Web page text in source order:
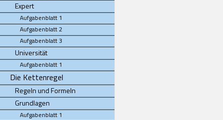
Expert
Aufgabenblatt 1
Aufgabenblatt 2
Aufgabenblatt 3
Universität
Aufgabenblatt 1
Die Kettenregel
Regeln und Formeln
Grundlagen
Aufgabenblatt 1